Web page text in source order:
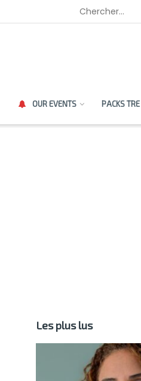
OUR EVENTS PACKS TRE
Les plus lus